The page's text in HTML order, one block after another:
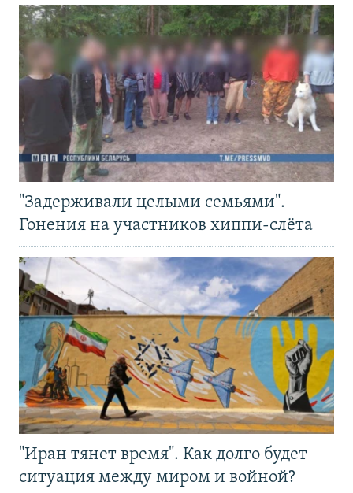
"Задерживали целыми семьями".
Гонения на участников хиппи-слёта
"Иран тянет время". Как долго будет
ситуация между миром и войной?